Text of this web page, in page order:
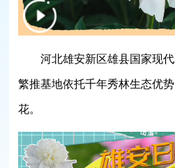
河北雄安新区雄县国家现
繁推基地依托千年秀林生态优
花。